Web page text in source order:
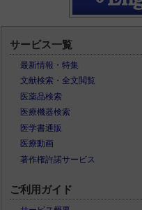
サービス一覧
最新情報・特集
文献検索・全文閲覧
医薬品検索
医療機器検索
医学書通販
医療動画
著作権許諾サービス
ご利用ガイド